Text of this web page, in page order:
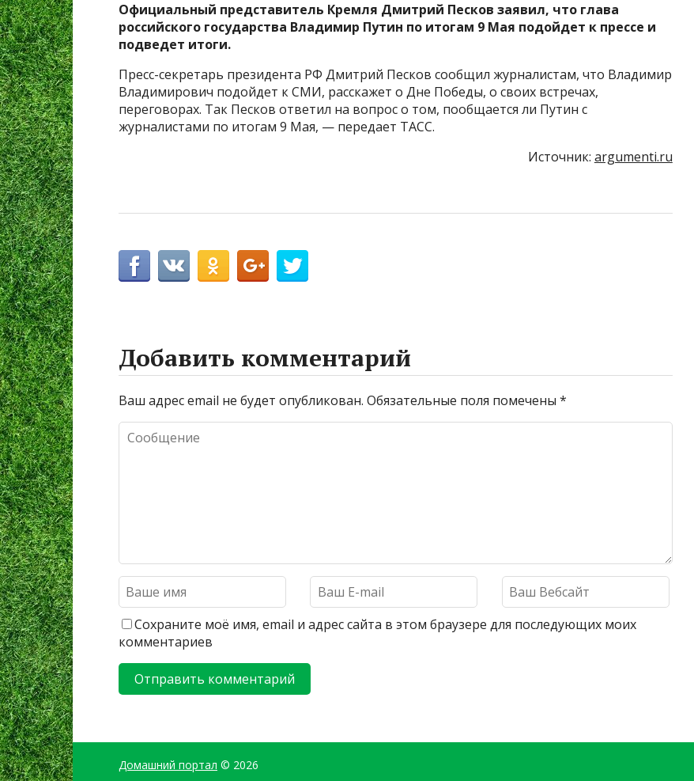
Официальный представитель Кремля Дмитрий Песков заявил, что глава
российского государства Владимир Путин по итогам 9 Мая подойдет к прессе и
подведет итоги.
Пресс-секретарь президента РФ Дмитрий Песков сообщил журналистам, что Владимир
Владимирович подойдет к СМИ, расскажет о Дне Победы, о своих встречах,
переговорах. Так Песков ответил на вопрос о том, пообщается ли Путин с
журналистами по итогам 9 Мая, — передает ТАСС.
Источник: argumenti.ru
Добавить комментарий
Ваш адрес email не будет опубликован. Обязательные поля помечены *
Сохраните моё имя, email и адрес сайта в этом браузере для последующих моих
комментариев
Домашний портал © 2026